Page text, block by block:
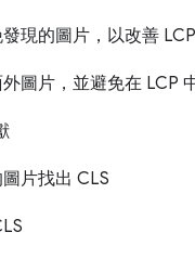
現的圖片，以改善 LCP
圖片，並避免在 LCP
片找出 CLS